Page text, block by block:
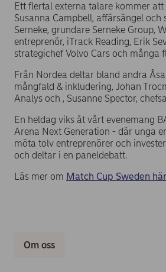
Ett flertal externa talare kommer att
Susanna Campbell, affärsängel och
Serneke, grundare Serneke Group,
entreprenör, iTrack Reading, Erik
strategichef Volvo Cars och många
Från Nordea deltar bland andra
mångfald & inkludering, Johan
Analys och , Susanne Spector,
En heldag viks åt vårt evenemang
Arena Next Generation - där unga
möta tolv entreprenörer och
och deltar i en paneldebatt.
Läs mer om Match Cup Sweden
Om oss